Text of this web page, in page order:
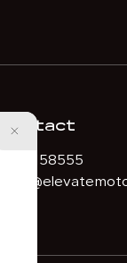
Contact
0631158555